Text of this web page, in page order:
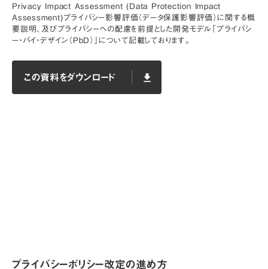
Privacy Impact Assessment (Data Protection Impact
Assessment)プライバシー影響評価（データ保護影響評価）に関する概
要説明、及びプライバシーへの配慮を前提とした開発モデル「プライバシ
ー・バイ・デザイン（PbD）」について記載しております。
この資料をダウンロード
この資料をダウンロード
file_download
プライバシーポリシー改定の進め方